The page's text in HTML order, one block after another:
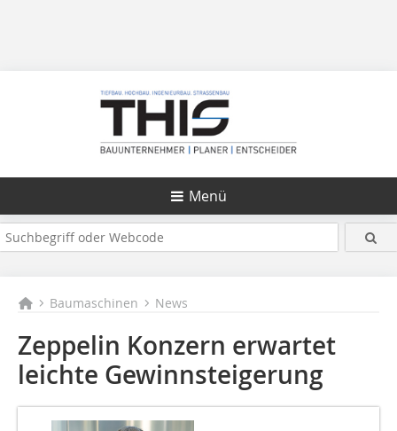
Menü
Baumaschinen News
Zeppelin Konzern erwartet
leichte Gewinnsteigerung